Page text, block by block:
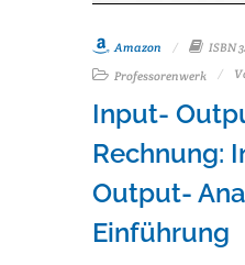
Amazon
ISBN
Professorenwerk
Input-
Rechnung:
Output-
Einführung